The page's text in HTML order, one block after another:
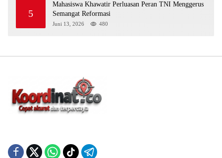
5
Mahasiswa Khawatir Perluasan Peran TNI Menggerus
Semangat Reformasi
Juni 13, 2026 480